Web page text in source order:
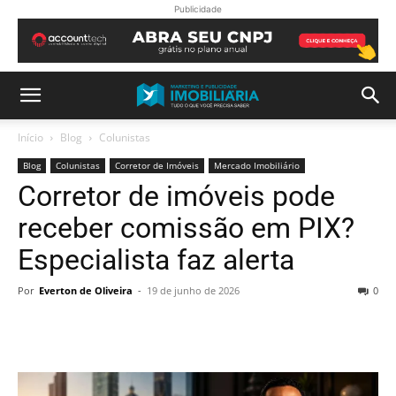
Publicidade
Início Blog Colunistas
Blog Colunistas Corretor de Imóveis Mercado Imobiliário
Corretor de imóveis pode
receber comissão em PIX?
Especialista faz alerta
Por Everton de Oliveira - 19 de junho de 2026 0